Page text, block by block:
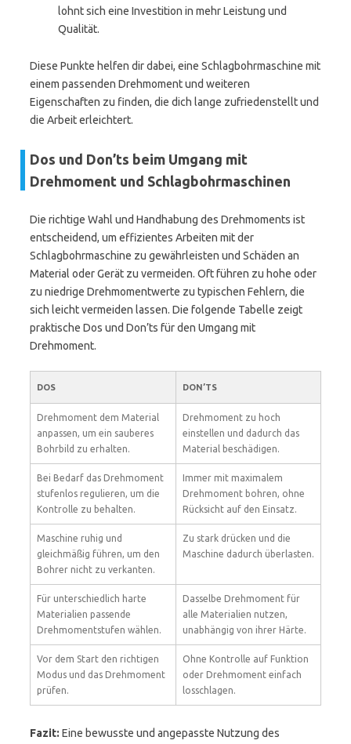
lohnt sich eine Investition in mehr Leistung und
Qualität.
Diese Punkte helfen dir dabei, eine Schlagbohrmaschine mit
einem passenden Drehmoment und weiteren
Eigenschaften zu finden, die dich lange zufriedenstellt und
die Arbeit erleichtert.
Dos und Don’ts beim Umgang mit
Drehmoment und Schlagbohrmaschinen
Die richtige Wahl und Handhabung des Drehmoments ist
entscheidend, um effizientes Arbeiten mit der
Schlagbohrmaschine zu gewährleisten und Schäden an
Material oder Gerät zu vermeiden. Oft führen zu hohe oder
zu niedrige Drehmomentwerte zu typischen Fehlern, die
sich leicht vermeiden lassen. Die folgende Tabelle zeigt
praktische Dos und Don’ts für den Umgang mit
Drehmoment.
DOS DON’TS
Drehmoment dem Material
anpassen, um ein sauberes
Bohrbild zu erhalten.
Drehmoment zu hoch
einstellen und dadurch das
Material beschädigen.
Bei Bedarf das Drehmoment
stufenlos regulieren, um die
Kontrolle zu behalten.
Immer mit maximalem
Drehmoment bohren, ohne
Rücksicht auf den Einsatz.
Maschine ruhig und
gleichmäßig führen, um den
Bohrer nicht zu verkanten.
Zu stark drücken und die
Maschine dadurch überlasten.
Für unterschiedlich harte
Materialien passende
Drehmomentstufen wählen.
Dasselbe Drehmoment für
alle Materialien nutzen,
unabhängig von ihrer Härte.
Vor dem Start den richtigen
Modus und das Drehmoment
prüfen.
Ohne Kontrolle auf Funktion
oder Drehmoment einfach
losschlagen.
Fazit: Eine bewusste und angepasste Nutzung des